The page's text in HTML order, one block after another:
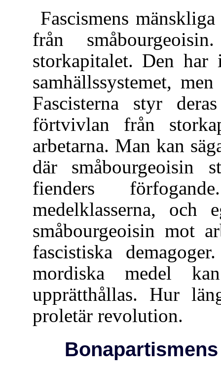
Fascismens
från
storkapitalet. Den har
samhällssystemet,
Fascisterna styr
förtvivlan från
arbetarna. Man kan
där småbourgeoisin
fienders
medelklasserna, och
småbourgeoisin mot
fascistiska
mordiska medel
upprätthållas. Hur
proletär revolution.